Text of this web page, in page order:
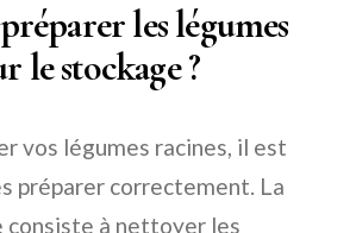
les légumes
le stockage ?
vos légumes racines, il est
préparer correctement. La
consiste à nettoyer les